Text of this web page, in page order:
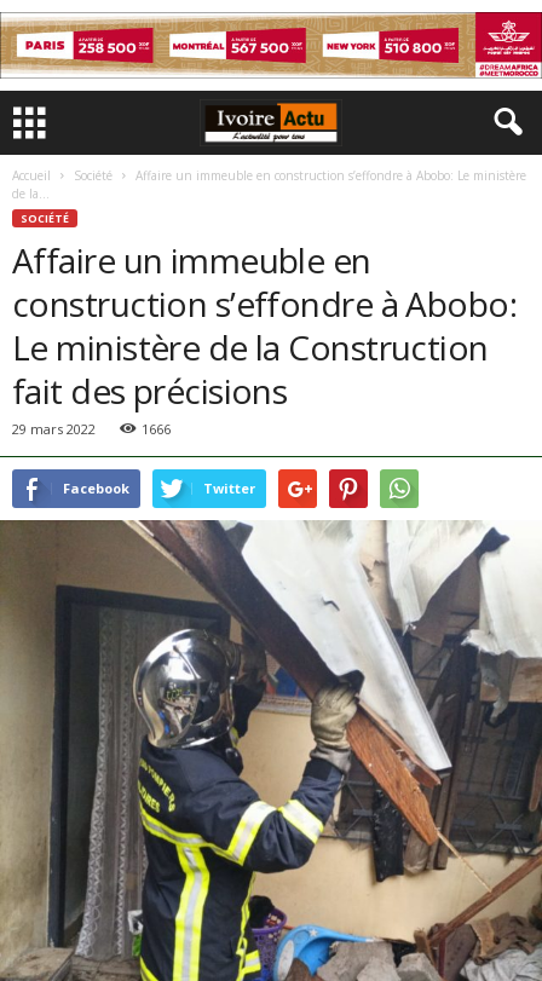
Accueil Société
Affaire un immeuble en construction s’effondre à Abobo: Le ministère
de la...
SOCIÉTÉ
Affaire un immeuble en
construction s’effondre à Abobo:
Le ministère de la Construction
fait des précisions
29 mars 2022 1666
Facebook Twitter